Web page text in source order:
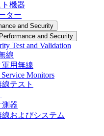
機器
ター
and Security
and Security
Test and Validation
線
軍用無線
Monitors
テスト
測器
およびシステム